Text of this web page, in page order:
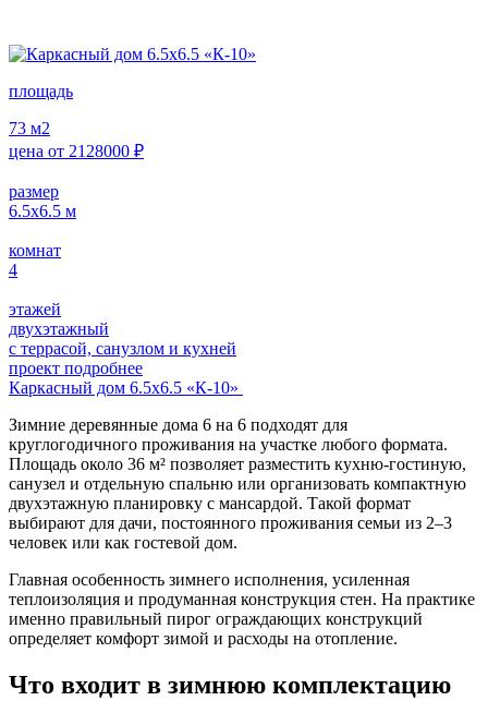
площадь
73 м2
цена от 2128000 ₽
размер
6.5х6.5 м
комнат
4
этажей
двухэтажный
с террасой, санузлом и кухней
проект подробнее
Каркасный дом 6.5х6.5 «К-10»
Зимние деревянные дома 6 на 6 подходят для
круглогодичного проживания на участке любого формата.
Площадь около 36 м² позволяет разместить кухню-гостиную,
санузел и отдельную спальню или организовать компактную
двухэтажную планировку с мансардой. Такой формат
выбирают для дачи, постоянного проживания семьи из 2–3
человек или как гостевой дом.
Главная особенность зимнего исполнения, усиленная
теплоизоляция и продуманная конструкция стен. На практике
именно правильный пирог ограждающих конструкций
определяет комфорт зимой и расходы на отопление.
Что входит в зимнюю комплектацию